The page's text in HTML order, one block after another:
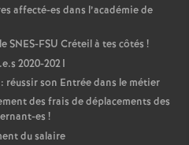
affecté-es dans l’académie de
SNES-FSU Créteil à tes côtés !
2020-2021
réussir son Entrée dans le métier
des frais de déplacements des
es !
du salaire